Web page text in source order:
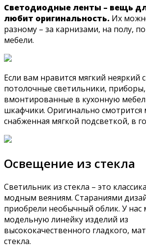
Светодиодные ленты – вещь
любит оригинальность. Их
разному – за карнизами, на полу,
мебели.
Если вам нравится мягкий неяркий
потолочные светильники, приборы,
вмонтированные в кухонную
шкафчики. Оригинально смотрится
снабженная мягкой подсветкой, в
Освещение из стекла
Светильник из стекла – это
модным веяниям. Стараниями
приобрели необычный облик. У нас
модельную линейку изделий из
высококачественного гладкого,
стекла.